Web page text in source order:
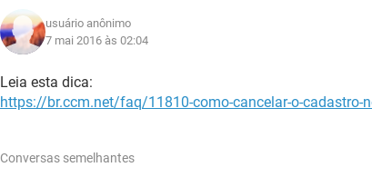
usuário anônimo
7 mai 2016 às 02:04
Leia esta dica:
https://br.ccm.net/faq/11810-como-cancelar-o-cadastro-
Conversas semelhantes